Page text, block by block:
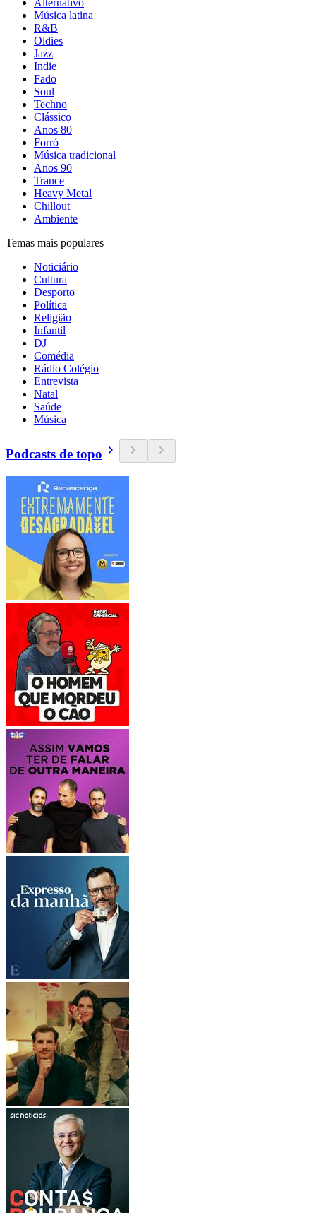
Alternativo
Música latina
R&B
Oldies
Jazz
Indie
Fado
Soul
Techno
Clássico
Anos 80
Forró
Música tradicional
Anos 90
Trance
Heavy Metal
Chillout
Ambiente
Temas mais populares
Noticiário
Cultura
Desporto
Política
Religião
Infantil
DJ
Comédia
Rádio Colégio
Entrevista
Natal
Saúde
Música
Podcasts de topo